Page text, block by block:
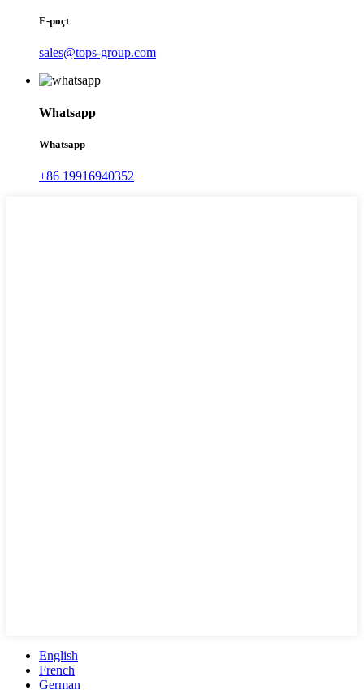
E-poçt
sales@tops-group.com
Whatsapp
Whatsapp
+86 19916940352
English
French
German